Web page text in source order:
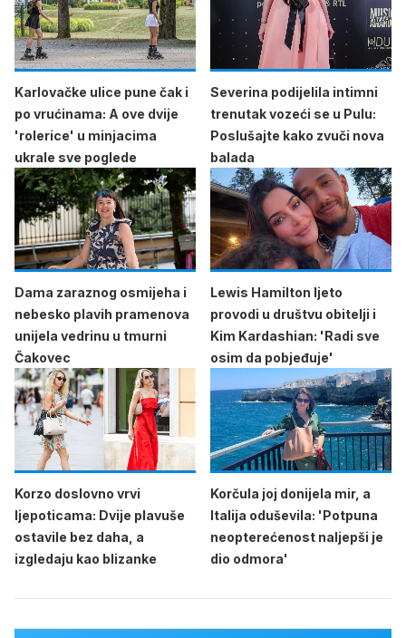
Karlovačke ulice pune čak i
po vrućinama: A ove dvije
'rolerice' u minjacima
ukrale sve poglede
Severina podijelila intimni
trenutak vozeći se u Pulu:
Poslušajte kako zvuči nova
balada
Dama zaraznog osmijeha i
nebesko plavih pramenova
unijela vedrinu u tmurni
Čakovec
Lewis Hamilton ljeto
provodi u društvu obitelji i
Kim Kardashian: 'Radi sve
osim da pobjeđuje'
Korzo doslovno vrvi
ljepoticama: Dvije plavuše
ostavile bez daha, a
izgledaju kao blizanke
Korčula joj donijela mir, a
Italija oduševila: 'Potpuna
neopterećenost naljepši je
dio odmora'